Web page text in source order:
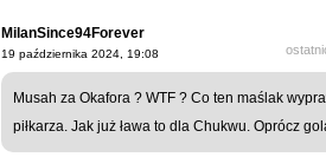
MilanSince94Forever
19 października 2024, 19:08
Musah za Okafora ? WTF ? Co ten maślak
piłkarza. Jak już ława to dla Chukwu. Oprócz